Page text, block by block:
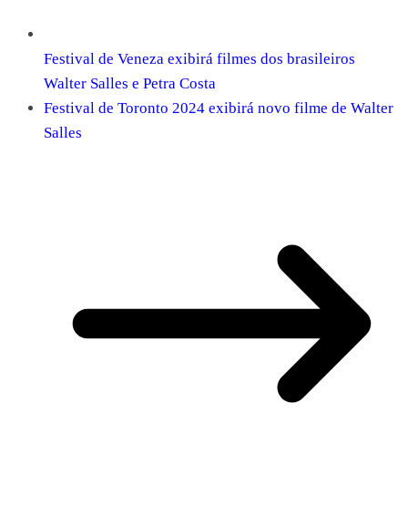
Festival de Veneza exibirá filmes dos brasileiros
Walter Salles e Petra Costa
Festival de Toronto 2024 exibirá novo filme de Walter
Salles